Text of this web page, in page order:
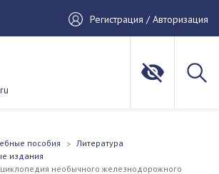
Регистрация / Авторизация
пособия
Литература
издания
необычного железнодорожного